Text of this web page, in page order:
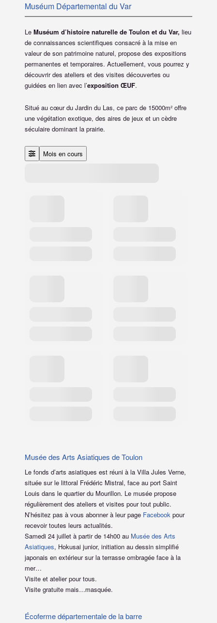
Muséum Départemental du Var
Le Muséum d’histoire naturelle de Toulon et du Var, lieu
de connaissances scientifiques consacré à la mise en
valeur de son patrimoine naturel, propose des expositions
permanentes et temporaires. Actuellement, vous pourrez y
découvrir des ateliers et des visites découvertes ou
guidées en lien avec l’exposition ŒUF.
Situé au cœur du Jardin du Las, ce parc de 15000m² offre
une végétation exotique, des aires de jeux et un cèdre
séculaire dominant la prairie.
Mois en cours
Musée des Arts Asiatiques de Toulon
Le fonds d’arts asiatiques est réuni à la Villa Jules Verne,
située sur le littoral Frédéric Mistral, face au port Saint
Louis dans le quartier du Mourillon. Le musée propose
régulièrement des ateliers et visites pour tout public.
N’hésitez pas à vous abonner à leur page Facebook pour
recevoir toutes leurs actualités.
Samedi 24 juillet à partir de 14h00 au Musée des Arts
Asiatiques, Hokusai junior, initiation au dessin simplifié
japonais en extérieur sur la terrasse ombragée face à la
mer…
Visite et atelier pour tous.
Visite gratuite mais…masquée.
Écoferme départementale de la barre